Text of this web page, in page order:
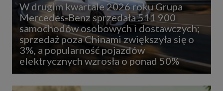
W drugim kwartale 2026 roku Grupa
Mercedes-Benz sprzedała 511 900
samochodów osobowych i dostawczych;
sprzedaż poza Chinami zwiększyła się o
3%, a popularność pojazdów
elektrycznych wzrosła o ponad 50%